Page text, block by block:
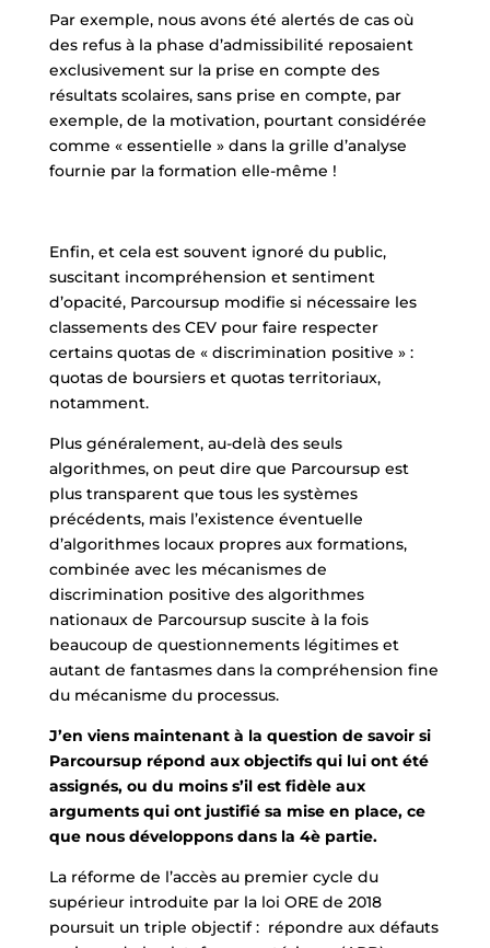
Par exemple, nous avons été alertés de cas où
des refus à la phase d’admissibilité reposaient
exclusivement sur la prise en compte des
résultats scolaires, sans prise en compte, par
exemple, de la motivation, pourtant considérée
comme « essentielle » dans la grille d’analyse
fournie par la formation elle-même !
Enfin, et cela est souvent ignoré du public,
suscitant incompréhension et sentiment
d’opacité, Parcoursup modifie si nécessaire les
classements des CEV pour faire respecter
certains quotas de « discrimination positive » :
quotas de boursiers et quotas territoriaux,
notamment.
Plus généralement, au-delà des seuls
algorithmes, on peut dire que Parcoursup est
plus transparent que tous les systèmes
précédents, mais l’existence éventuelle
d’algorithmes locaux propres aux formations,
combinée avec les mécanismes de
discrimination positive des algorithmes
nationaux de Parcoursup suscite à la fois
beaucoup de questionnements légitimes et
autant de fantasmes dans la compréhension fine
du mécanisme du processus.
J’en viens maintenant à la question de savoir si
Parcoursup répond aux objectifs qui lui ont été
assignés, ou du moins s’il est fidèle aux
arguments qui ont justifié sa mise en place, ce
que nous développons dans la 4è partie.
La réforme de l’accès au premier cycle du
supérieur introduite par la loi ORE de 2018
poursuit un triple objectif : répondre aux défauts